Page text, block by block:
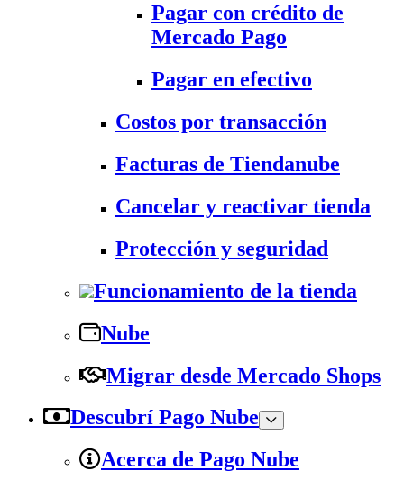
Pagar con crédito de
Mercado Pago
Pagar en efectivo
Costos por transacción
Facturas de Tiendanube
Cancelar y reactivar tienda
Protección y seguridad
Funcionamiento de la tienda
Nube
Migrar desde Mercado Shops
Descubrí Pago Nube
Acerca de Pago Nube